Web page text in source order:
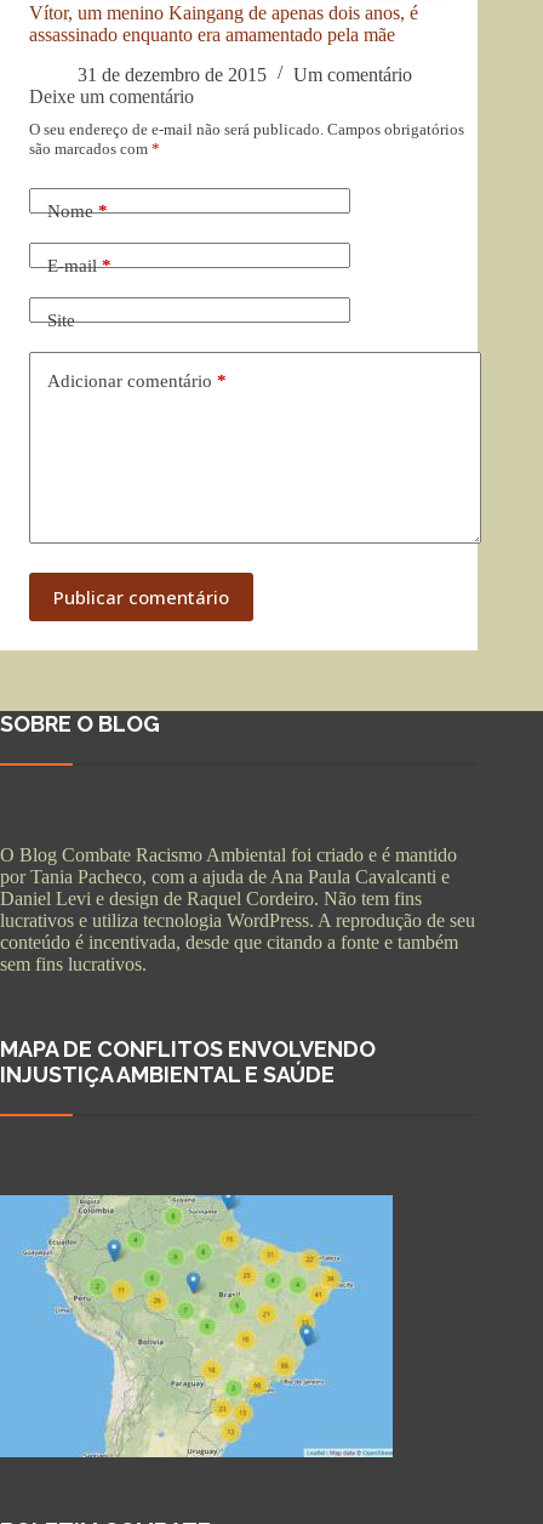
Vítor, um menino Kaingang de apenas dois anos, é
assassinado enquanto era amamentado pela mãe
31 de dezembro de 2015
Um comentário
Deixe um comentário
O seu endereço de e-mail não será publicado. Campos obrigatórios
são marcados com *
Nome*
E-mail*
Site
Adicionar comentário *
Publicar comentário
SOBRE O BLOG
O Blog Combate Racismo Ambiental foi criado e é mantido
por Tania Pacheco, com a ajuda de Ana Paula Cavalcanti e
Daniel Levi e design de Raquel Cordeiro. Não tem fins
lucrativos e utiliza tecnologia WordPress. A reprodução de seu
conteúdo é incentivada, desde que citando a fonte e também
sem fins lucrativos.
MAPA DE CONFLITOS ENVOLVENDO
INJUSTIÇA AMBIENTAL E SAÚDE